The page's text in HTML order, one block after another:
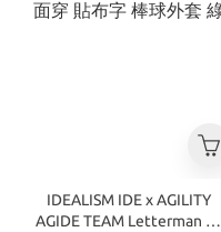
​IDEALISM IDE x AGILITY
AGIDE TEAM Letterman 雙